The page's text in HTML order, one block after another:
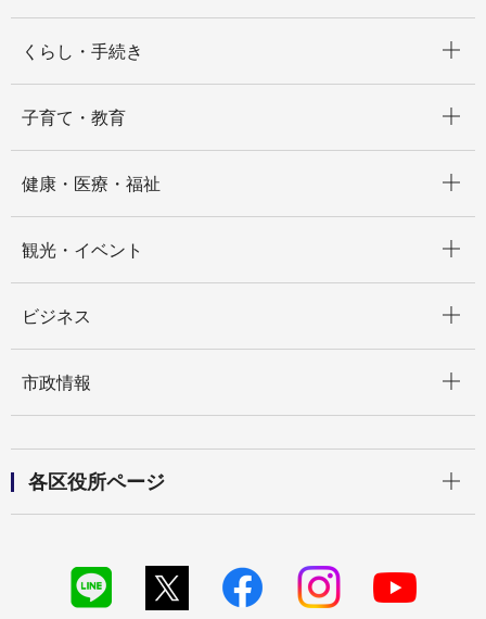
くらし・手続き
子育て・教育
健康・医療・福祉
観光・イベント
ビジネス
市政情報
各区役所ページ